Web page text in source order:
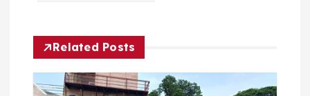
v
Related Posts